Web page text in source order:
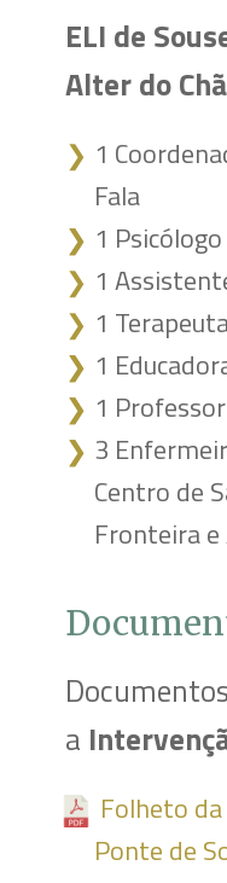
ELI de
Alter do
❯ 1
Fala
❯
❯ 1
❯ 1
❯ 1
❯
❯ 1
❯
❯ 1
❯
❯ 3
Centro de
Fronteira e
a
Folheto
Ponte de